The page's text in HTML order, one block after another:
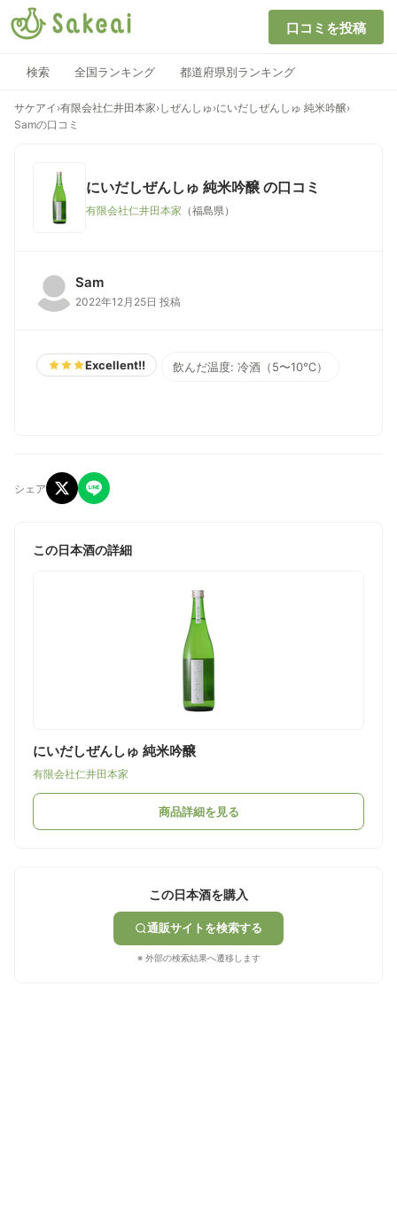
口コミを投稿
検索 全国ランキング 都道府県別ランキング
サケアイ ›有限会社仁井田本家›しぜんしゅ›にいだしぜんしゅ 純米吟醸›
Samの口コミ
にいだしぜんしゅ 純米吟醸 の口コミ
有限会社仁井田本家 （福島県）
Sam
2022年12月25日 投稿
Excellent!! 飲んだ温度: 冷酒（5〜10℃）
シェア
この日本酒の詳細
にいだしぜんしゅ 純米吟醸
有限会社仁井田本家
商品詳細を見る
この日本酒を購入
通販サイトを検索する
※ 外部の検索結果へ遷移します